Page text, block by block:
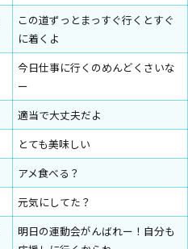
この道ずっとまっすぐ行くとすぐ
に着くよ
今日仕事に行くのめんどくさいな
ー
適当で大丈夫だよ
とても美味しい
アメ食べる？
元気にしてた？
明日の運動会がんばれー！自分も